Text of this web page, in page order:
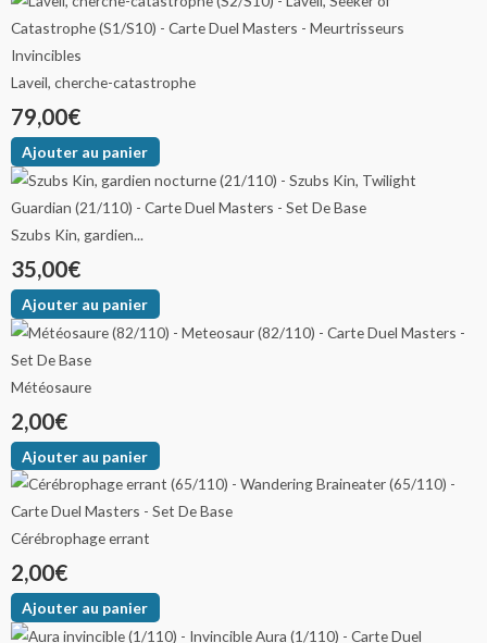
Laveil, cherche-catastrophe
79,00€
Ajouter au panier
Szubs Kin, gardien...
35,00€
Ajouter au panier
Météosaure
2,00€
Ajouter au panier
Cérébrophage errant
2,00€
Ajouter au panier